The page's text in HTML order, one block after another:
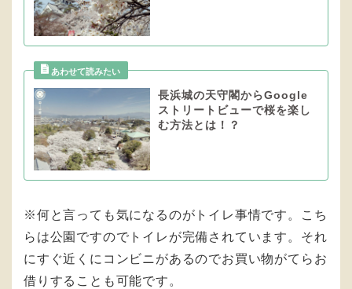
長浜城の天守閣からGoogle
ストリートビューで桜を楽し
む方法とは！？
※何と言っても気になるのがトイレ事情です。こち
らは公園ですのでトイレが完備されています。それ
にすぐ近くにコンビニがあるのでお買い物がてらお
借りすることも可能です。